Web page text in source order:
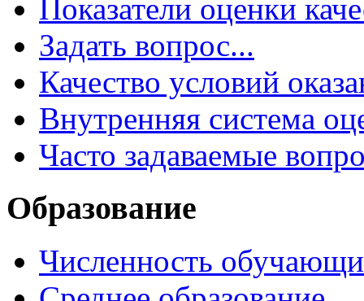
Показатели оценки
Задать вопрос...
Качество условий
Внутренняя система
Часто задаваемые
Образование
Численность